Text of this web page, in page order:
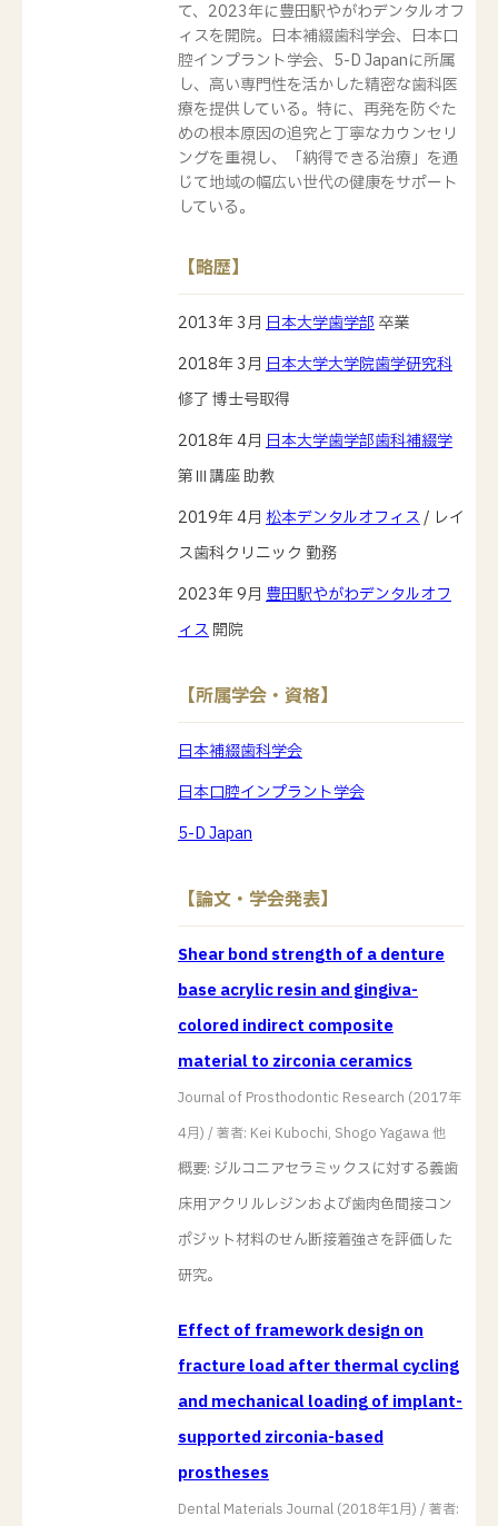
て、2023年に豊田駅やがわデンタルオフ
ィスを開院。日本補綴歯科学会、日本口
腔インプラント学会、5-D Japanに所属
し、高い専門性を活かした精密な歯科医
療を提供している。特に、再発を防ぐた
めの根本原因の追究と丁寧なカウンセリ
ングを重視し、「納得できる治療」を通
じて地域の幅広い世代の健康をサポート
している。
【略歴】
2013年 3月 日本大学歯学部 卒業
2018年 3月 日本大学大学院歯学研究科
修了 博士号取得
2018年 4月 日本大学歯学部歯科補綴学
第Ⅲ講座 助教
2019年 4月 松本デンタルオフィス/ レイ
ス歯科クリニック 勤務
2023年 9月 豊田駅やがわデンタルオフ
ィス 開院
【所属学会・資格】
日本補綴歯科学会
日本口腔インプラント学会
5-D Japan
【論文・学会発表】
Shear bond strength of a denture
base acrylic resin and gingiva-
colored indirect composite
material to zirconia ceramics
Journal of Prosthodontic Research (2017年
4月) / 著者: Kei Kubochi, Shogo Yagawa 他
概要: ジルコニアセラミックスに対する義歯
床用アクリルレジンおよび歯肉色間接コン
ポジット材料のせん断接着強さを評価した
研究。
Effect of framework design on
fracture load after thermal cycling
and mechanical loading of implant-
supported zirconia-based
prostheses
Dental Materials Journal (2018年1月) / 著者: